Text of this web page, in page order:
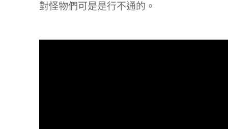
對怪物們可是是行不通的。